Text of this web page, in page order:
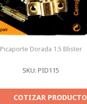
Picaporte Dorada 1.5 Blister
SKU: PID115
COTIZAR PRODUCTO